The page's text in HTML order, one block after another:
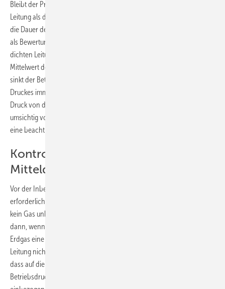
Bleibt der Prüfdruck über die Prüfzeit rechnerisch konstant, gilt die
Leitung als dicht. Da temperaturbedingte Druckschwankungen über
die Dauer der Prüfzeit meistens nicht vermieden werden können, gilt
als Bewertung die Aufzeichnung des Druckmessschreibers. Bei
dichten Leitungen mit temperaturbedingten Druckänderungen ist der
Mittelwert der Aufzeichnungskurve konstant, bei undichten Leitungen
sinkt der Betriebsdruck insgesamt auch bei Schwankungen des
Druckes immer weiter ab. Nach Beendigung der Prüfung muss der
Druck von der Leitung abgelassen werden. Dabei ist entsprechend
umsichtig vorzugehen, da hinter einem Gasdruck von ­ 3 bar schon
eine beachtliche Energie lauert.
Kontrollen an Nieder- und
Mitteldruckleitungen
Vor der Inbetriebnahme von Gasleitungen kann eine Druckmessung
erforderlich sein. Mit dieser Kontrolle soll sichergestellt werden, dass
kein Gas unkontrolliert austreten kann. Eingesetzt wird sie immer
dann, wenn zwischen der Prüfung der Leitung und dem Einlassen von
Erdgas eine Zeitspanne vergangen ist, in der eine Manipulation an der
Leitung nicht ausgeschlossen werden kann. Sie gestaltet sich derart,
dass auf die Gasleitung ein Druck, der mindestens dem vorgesehenen
Betriebsdruck und maximal 50 mbar (Schutz eventuell mit